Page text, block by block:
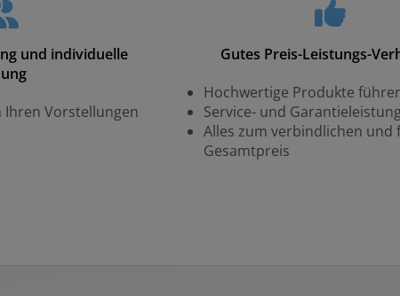
und individuelle
Vorstellungen
Gutes Preis-Leistungs-
Hochwertige Produkte
Service- und
Alles zum verbindlichen und
Gesamtpreis